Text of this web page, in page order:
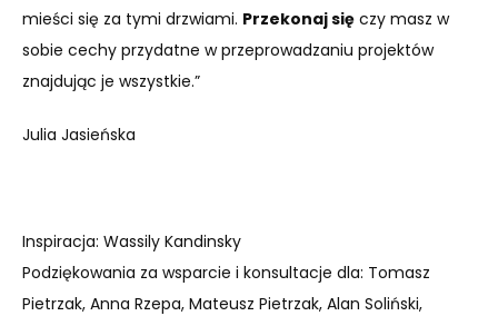
mieści się za tymi drzwiami. Przekonaj się czy masz w
sobie cechy przydatne w przeprowadzaniu projektów
znajdując je wszystkie.”
Julia Jasieńska
Inspiracja: Wassily Kandinsky
Podziękowania za wsparcie i konsultacje dla: Tomasz
Pietrzak, Anna Rzepa, Mateusz Pietrzak, Alan Soliński,